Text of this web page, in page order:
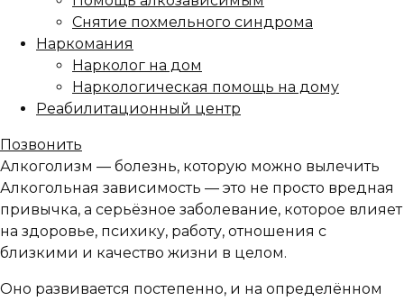
Снятие похмельного синдрома
Наркомания
Нарколог на дом
Наркологическая помощь на дому
Реабилитационный центр
Позвонить
Алкоголизм — болезнь, которую можно вылечить
Алкогольная зависимость — это не просто вредная
привычка, а серьёзное заболевание, которое влияет
на здоровье, психику, работу, отношения с
близкими и качество жизни в целом.
Оно развивается постепенно, и на определённом